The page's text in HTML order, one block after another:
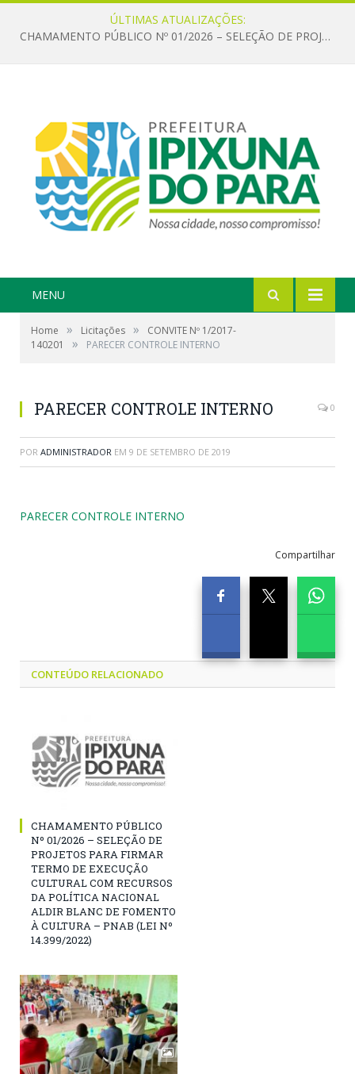
ÚLTIMAS ATUALIZAÇÕES:
CHAMAMENTO PÚBLICO Nº 01/2026 – SELEÇÃO DE PROJETOS PARA FIRMAR TERMO DE EXECUÇÃO CULTURAL COM RECURSOS DA POLÍTICA NACIONAL ALDIR BLANC DE FOMENTO À CULTURA – PNAB (LEI Nº 14.399/2022)
MENU
Home » Licitações »
CONVITE Nº 1/2017-
140201
» PARECER CONTROLE INTERNO
PARECER CONTROLE INTERNO 0
POR ADMINISTRADOR EM 9 DE SETEMBRO DE 2019
PARECER CONTROLE INTERNO
Compartilhar
CONTEÚDO RELACIONADO
CHAMAMENTO PÚBLICO
Nº 01/2026 – SELEÇÃO DE
PROJETOS PARA FIRMAR
TERMO DE EXECUÇÃO
CULTURAL COM RECURSOS
DA POLÍTICA NACIONAL
ALDIR BLANC DE FOMENTO
À CULTURA – PNAB (LEI Nº
14.399/2022)